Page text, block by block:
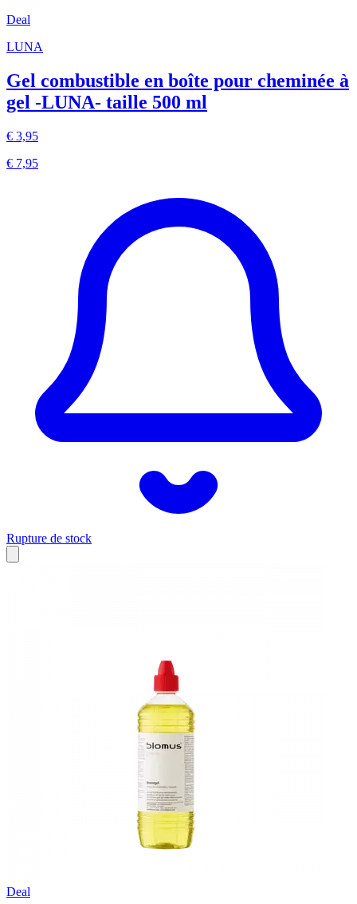
Deal
LUNA
Gel combustible en boîte pour cheminée à
gel -LUNA- taille 500 ml
€ 3,95
€ 7,95
Rupture de stock
Deal